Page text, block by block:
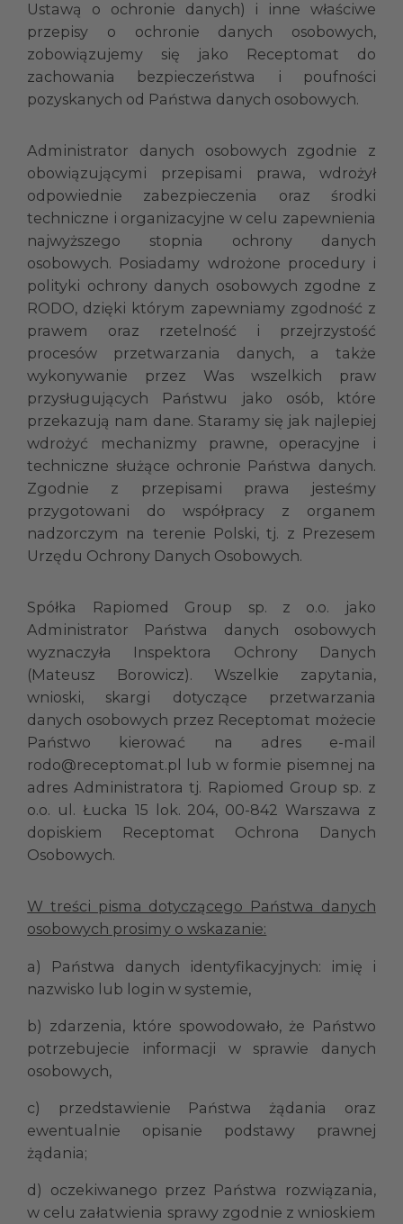
Ustawą o ochronie danych) i inne właściwe
przepisy o ochronie danych osobowych,
zobowiązujemy się jako Receptomat do
zachowania bezpieczeństwa i poufności
pozyskanych od Państwa danych osobowych.
Administrator danych osobowych zgodnie z
obowiązującymi przepisami prawa, wdrożył
odpowiednie zabezpieczenia oraz środki
techniczne i organizacyjne w celu zapewnienia
najwyższego stopnia ochrony danych
osobowych. Posiadamy wdrożone procedury i
polityki ochrony danych osobowych zgodne z
RODO, dzięki którym zapewniamy zgodność z
prawem oraz rzetelność i przejrzystość
procesów przetwarzania danych, a także
wykonywanie przez Was wszelkich praw
przysługujących Państwu jako osób, które
przekazują nam dane. Staramy się jak najlepiej
wdrożyć mechanizmy prawne, operacyjne i
techniczne służące ochronie Państwa danych.
Zgodnie z przepisami prawa jesteśmy
przygotowani do współpracy z organem
nadzorczym na terenie Polski, tj. z Prezesem
Urzędu Ochrony Danych Osobowych.
Spółka Rapiomed Group sp. z o.o. jako
Administrator Państwa danych osobowych
wyznaczyła Inspektora Ochrony Danych
(Mateusz Borowicz). Wszelkie zapytania,
wnioski, skargi dotyczące przetwarzania
danych osobowych przez Receptomat możecie
Państwo kierować na adres e-mail
rodo@receptomat.pl
lub w formie pisemnej na
adres Administratora tj. Rapiomed Group sp. z
o.o. ul. Łucka 15 lok. 204, 00-842 Warszawa z
dopiskiem Receptomat Ochrona Danych
Osobowych.
W treści pisma dotyczącego Państwa danych
osobowych prosimy o wskazanie:
a) Państwa danych identyfikacyjnych: imię i
nazwisko lub login w systemie,
b) zdarzenia, które spowodowało, że Państwo
potrzebujecie informacji w sprawie danych
osobowych,
c) przedstawienie Państwa żądania oraz
ewentualnie opisanie podstawy prawnej
żądania;
d) oczekiwanego przez Państwa rozwiązania,
w celu załatwienia sprawy zgodnie z wnioskiem